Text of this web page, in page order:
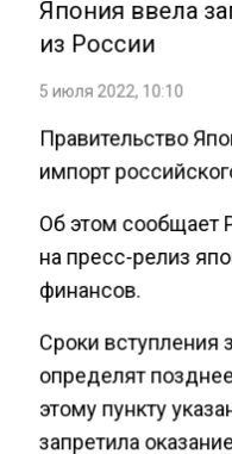
Япония ввела
из России
5 июля 2022, 10:10
Правительство
импорт
Об этом сообщает
на пресс-релиз
финансов.
Сроки вступления
определят
этому пункту
запретила